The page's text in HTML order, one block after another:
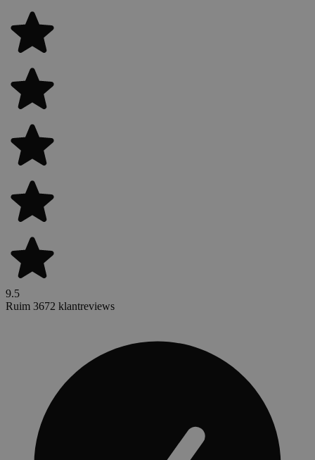
9.5
Ruim 3672 klantreviews